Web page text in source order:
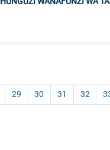
29 30 31 32